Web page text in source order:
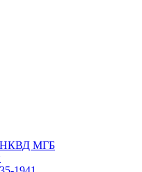
НКВД МГБ